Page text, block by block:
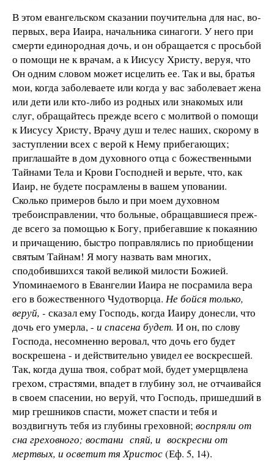
В этом евангельском сказании поучительна для нас, во-
первых, вера Иаира, начальника синагоги. У него при
смерти единородная дочь, и он обращается с просьбой
о помощи не к врачам, а к Иисусу Христу, веруя, что
Он одним словом мо­жет исцелить ее. Так и вы, братья
мои, когда заболеваете или когда у вас заболевает жена
или дети или кто-либо из родных или знакомых или
слуг, обращайтесь прежде всего с молитвой о помощи
к Иисусу Христу, Врачу душ и телес наших, скоро­му в
заступлении всех с верой к Нему прибегающих;
пригла­шайте в дом духовного отца с божественными
Тайнами Тела и Крови Господней и верьте, что, как
Иаир, не будете посрамле­ны в вашем уповании.
Сколько примеров было и при моем ду­ховном
требоисправлении, что больные, обращавшиеся преж­
де всего за помощью к Богу, прибегавшие к покаянию
и при­чащению, быстро поправлялись по приобщении
святым Тай­нам! Я могу назвать вам многих,
сподобившихся такой вели­кой милости Божией.
Упоминаемого в Евангелии Иаира не посрамила вера
его в божественного Чудотворца. Не бойся только,
веруй, - сказал ему Господь, когда Иаиру донесли, что
дочь его умерла, - и спасена будет. И он, по слову
Господа, не­сомненно веровал, что дочь его будет
воскрешена - и действительно увидел ее воскресшей.
Так, когда душа твоя, собрат мой, будет умерщвлена
грехом, страстями, впадет в глубину зол, не отчаивайся
в своем спасении, но веруй, что Господь, пришедший в
мир грешников спасти, может спасти и тебя и
воздвигнуть тебя из глубины греховной; воспряли от
сна гре­ховного; востани спяй, и воскресни от
мертвых, и осветит тя Христос(Еф. 5, 14).